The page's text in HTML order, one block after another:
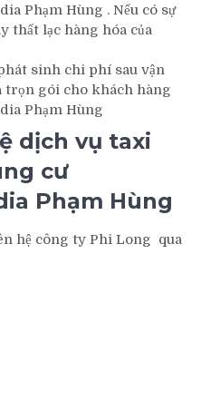
Phạm Hùng . Nếu có sự
thất lạc hàng hóa của
sinh chi phí sau vận
trọn gói cho khách hàng
Phạm Hùng
dịch vụ taxi
cư
Phạm Hùng
hệ công ty Phi Long qua